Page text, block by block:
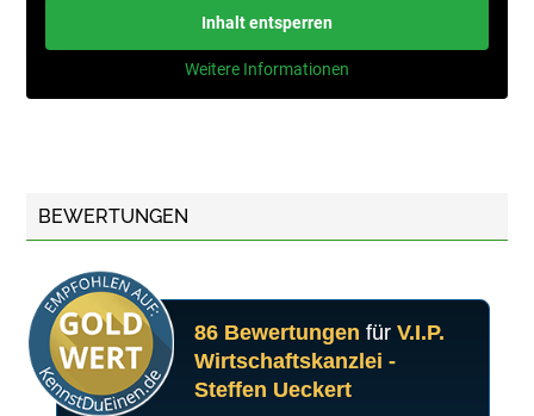
Inhalt entsperren
Weitere Informationen
BEWERTUNGEN
86 Bewertungen fürV.I.P.
Wirtschaftskanzlei -
Steffen Ueckert